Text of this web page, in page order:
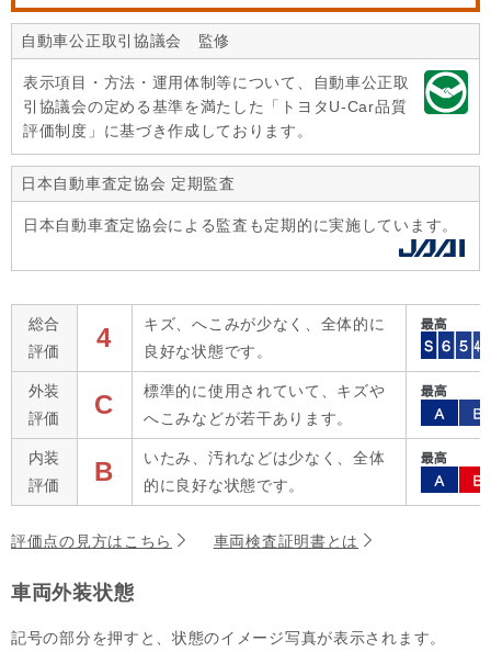
自動車公正取引協議会 監修
表示項目・方法・運用体制等について、自動車公正取
引協議会の定める基準を満たした「トヨタU-Car品質
評価制度」に基づき作成しております。
日本自動車査定協会 定期監査
日本自動車査定協会による監査も定期的に実施しています。
総合
評価
4
キズ、へこみが少なく、全体的に
良好な状態です。
外装
評価
C
標準的に使用されていて、キズや
へこみなどが若干あります。
内装
評価
B
いたみ、汚れなどは少なく、全体
的に良好な状態です。
評価点の見方はこちら 車両検査証明書とは
車両外装状態
記号の部分を押すと、状態のイメージ写真が表示されます。